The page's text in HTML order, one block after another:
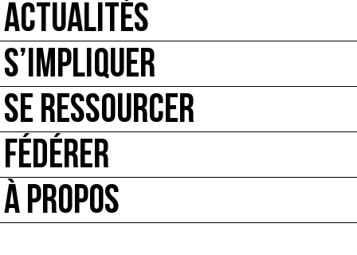
ACTUALITÉS
S’IMPLIQUER
SE RESSOURCER
FÉDÉRER
À PROPOS